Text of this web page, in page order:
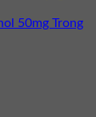
50mg Trong